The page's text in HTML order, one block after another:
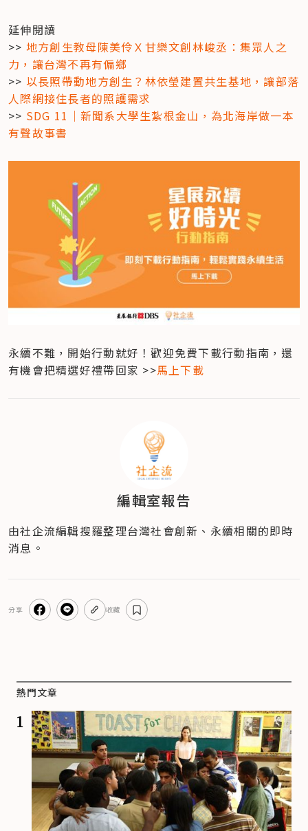
延伸閱讀
>> 地方創生教母陳美伶Ｘ甘樂文創林峻丞：集眾人之
力，讓台灣不再有偏鄉
>> 以長照帶動地方創生？林依瑩建置共生基地，讓部落
人際網接住長者的照護需求
>> SDG 11｜新聞系大學生紮根金山，為北海岸做一本
有聲故事書
永續不難，開始行動就好！歡迎免費下載行動指南，還
有機會把精選好禮帶回家 >>馬上下載
編輯室報告
由社企流編輯搜羅整理台灣社會創新、永續相關的即時
消息。
分享 收藏
熱門文章
1